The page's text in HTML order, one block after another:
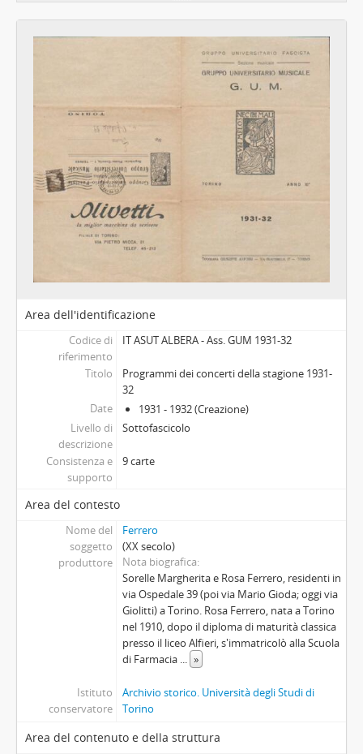
[Unità archivistica] Supremus Ordo Taurini Cornus - S.O.T.C., poi Supremus Ordo Taurini Cornus atque Pedemotanus - S.O.T.C.a.P., 1946 - 2021
[Unità archivistica] Terza Italia, 1917 - 1918
[Unità archivistica] Unione Musicale Studentesca - U.M.S., 1954 - 1955
[Serie] Congressi studenteschi, festeggiamenti e simposi goliardici, 1894 - 1947
[Serie] Documenti goliardici, 1895 - 2000
[Serie] Musica e teatro, 1850 - 1999
[Serie] Universiadi, Campionati nazionali universitari e sport in genere, 1951 - 2000
[Serie] Periodici e numeri unici studenteschi e universitari, 1892 - 1996
[Serie] Miscellanea su studenti, associazionismo giovanile e Università, 1848 - 1997
[Parte] Materiali relativi a personalità torinesi e piemontesi, Seconda metà XIX sec. - prima metà XX sec.
[Parte] Quadreria, Fine XVII - 1832
Area dell'identificazione
Codice di
riferimento
IT ASUT ALBERA - Ass. GUM 1931-32
Titolo
Programmi dei concerti della stagione 1931-
32
Date
1931 - 1932 (Creazione)
Livello di
descrizione
Sottofascicolo
Consistenza e
supporto
9 carte
Area del contesto
Nome del
soggetto
produttore
Ferrero
(XX secolo)
Nota biografica
Sorelle Margherita e Rosa Ferrero, residenti in
via Ospedale 39 (poi via Mario Gioda; oggi via
Giolitti) a Torino. Rosa Ferrero, nata a Torino
nel 1910, dopo il diploma di maturità classica
presso il liceo Alfieri, s'immatricolò alla Scuola
di Farmacia ... »
Istituto
conservatore
Archivio storico. Università degli Studi di
Torino
Area del contenuto e della struttura